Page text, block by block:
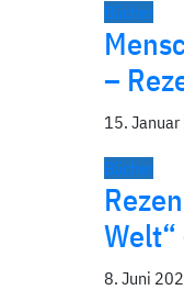
Bücher
–
15.
Bücher
Welt“
8. Juni